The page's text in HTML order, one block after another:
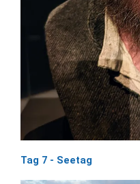
Tag 7 - Seetag